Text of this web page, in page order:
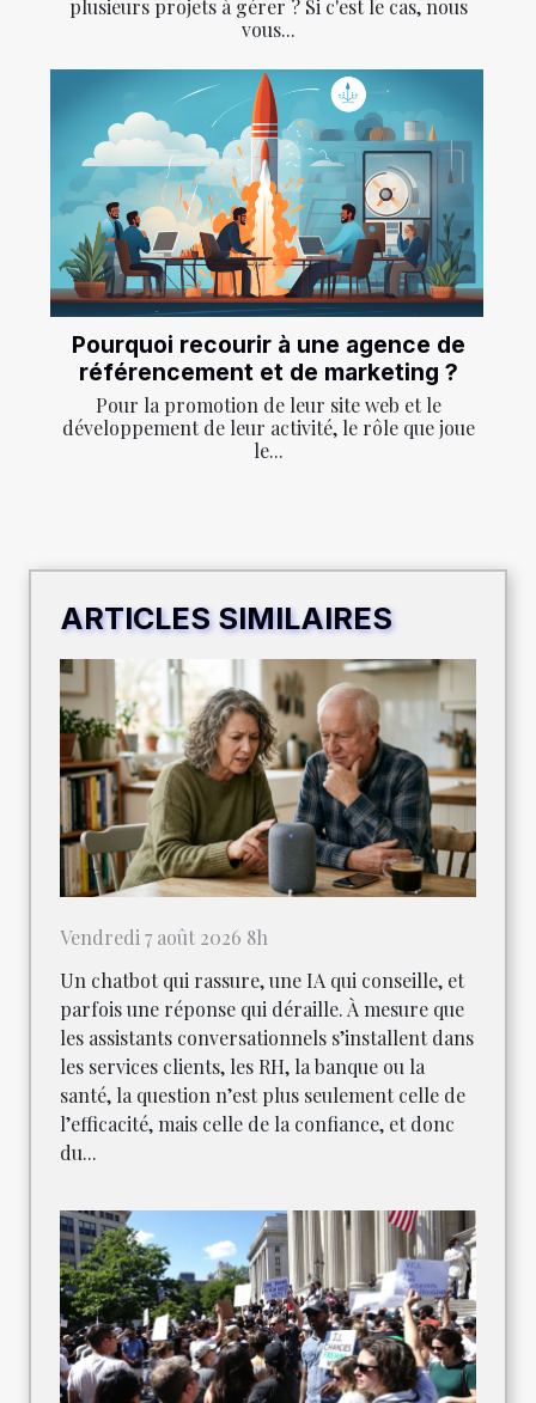
plusieurs projets à gérer ? Si c'est le cas, nous
vous...
Pourquoi recourir à une agence de
référencement et de marketing ?
Pour la promotion de leur site web et le
développement de leur activité, le rôle que joue
le...
ARTICLES SIMILAIRES
Vendredi 7 août 2026 8h
Un chatbot qui rassure, une IA qui conseille, et
parfois une réponse qui déraille. À mesure que
les assistants conversationnels s’installent dans
les services clients, les RH, la banque ou la
santé, la question n’est plus seulement celle de
l’efficacité, mais celle de la confiance, et donc
du...